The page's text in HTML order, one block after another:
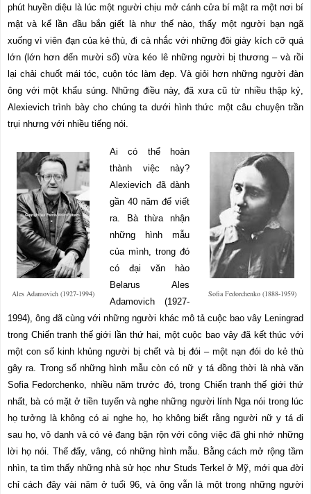
phút huyền diệu là lúc một người chịu mở cánh cửa bí mật ra một nơi bí
mật và kể lần đầu bắn giết là như thế nào, thấy một người bạn ngã
xuống vì viên đạn của kẻ thù, đi cà nhắc với những đôi giày kích cỡ quá
lớn (lớn hơn đến mười số) vừa kéo lê những người bị thương – và rồi
lại chải chuốt mái tóc, cuộn tóc làm đẹp. Và giỏi hơn những người đàn
ông với một khẩu súng. Những điều này, đã xưa cũ từ nhiều thập kỷ,
Alexievich trình bày cho chúng ta dưới hình thức một câu chuyện trần
trụi nhưng với nhiều tiếng nói.
Ales Adamovich (1927-1994) Sofia Fedorchenko (1888-1959)
Ai có thể hoàn
thành việc này?
Alexievich đã dành
gần 40 năm để viết
ra. Bà thừa nhận
những hình mẫu
của mình, trong đó
có đại văn hào
Belarus Ales
Adamovich (1927-
1994), ông đã cùng với những người khác mô tả cuộc bao vây Leningrad
trong Chiến tranh thế giới lần thứ hai, một cuộc bao vây đã kết thúc với
một con số kinh khủng người bị chết và bị đói – một nạn đói do kẻ thù
gây ra. Trong số những hình mẫu còn có nữ y tá đồng thời là nhà văn
Sofia Fedorchenko, nhiều năm trước đó, trong Chiến tranh thế giới thứ
nhất, bà có mặt ở tiền tuyến và nghe những người lính Nga nói trong lúc
họ tưởng là không có ai nghe họ, họ không biết rằng người nữ y tá đi
sau họ, vô danh và có vẻ đang bận rộn với công việc đã ghi nhớ những
lời họ nói. Thế đấy, vâng, có những hình mẫu. Bằng cách mở rộng tầm
nhìn, ta tìm thấy những nhà sử học như Studs Terkel ở Mỹ, mới qua đời
chỉ cách đây vài năm ở tuổi 96, và ông vẫn là một trong những người